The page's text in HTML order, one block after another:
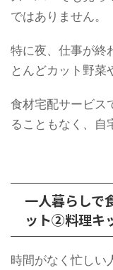
ではありません。
特に夜、仕事が終
とんどカット野菜
食材宅配サービス
ることもなく、自
一人暮らしで
ット②料理キ
時間がなく忙しい